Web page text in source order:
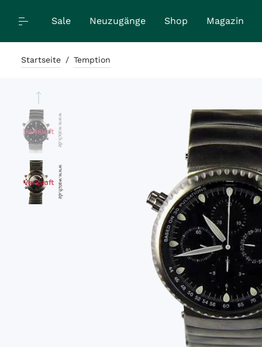
Sale Neuzugänge Shop Magazin
Startseite / Temption
Verkauft
Verkauft